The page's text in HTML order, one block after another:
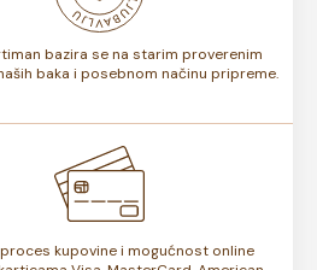
bazira se na starim proverenim
baka i posebnom načinu pripreme.
kupovine i mogućnost online